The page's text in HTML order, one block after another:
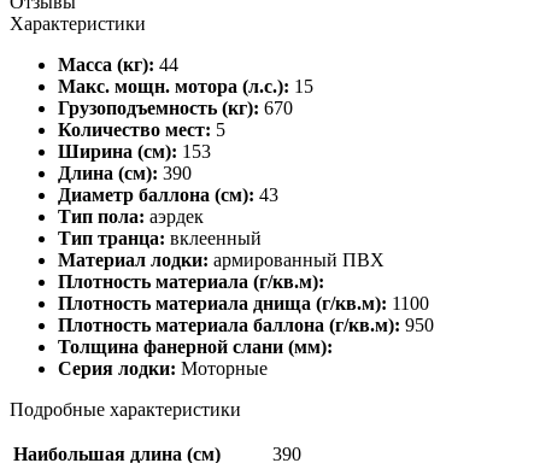
Характеристики
Масса (кг): 44
Макс. мощн. мотора (л.с.): 15
Грузоподъемность (кг): 670
Количество мест: 5
Ширина (см): 153
Длина (см): 390
Диаметр баллона (см): 43
Тип пола: аэрдек
Тип транца: вклеенный
Материал лодки: армированный ПВХ
Плотность материала (г/кв.м):
Плотность материала днища (г/кв.м): 1100
Плотность материала баллона (г/кв.м): 950
Толщина фанерной слани (мм):
Серия лодки: Моторные
Подробные характеристики
Наибольшая длина (см)
390